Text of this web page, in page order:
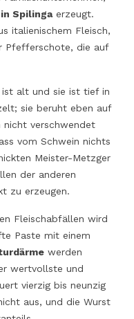
in Spilingaerzeugt.
italienischem Fleisch,
Pfefferschote, die auf
ist alt und sie ist tief in
sie beruht eben auf
nicht verschwendet
vom Schwein nichts
Meister-Metzger
der anderen
zu erzeugen.
Fleischabfällen wird
Paste mit einem
werden
wertvollste und
vierzig bis neunzig
aus, und die Wurst